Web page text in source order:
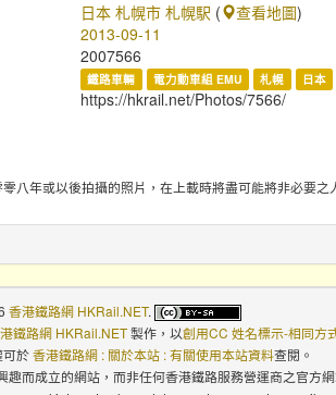
日本 札幌市 札幌駅 ( 查看地圖)
2013-09-11
2007566
鐵路車輛 電力動車組 EMU 札幌 日本
https://hkrail.net/Photos/7566/
八年或以後拍攝的照片，在上載時將盡可能將非必要之
香港鐵路網 HKRail.NET.
鐵路網 HKRail.NET製作，以創用CC 姓名標示-相同方
可於香港鐵路網 : 關於本站 : 有關使用本站資料查閱。
趣而成立的網站，而非任何香港鐵路服務營運商之官方